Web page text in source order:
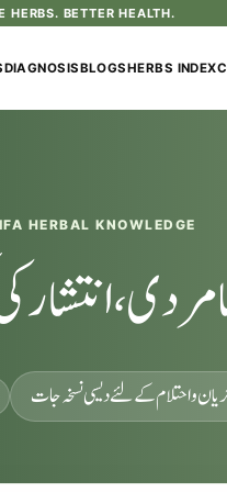
HERBS. BETTER HEALTH.
DIAGNOSISBLOGSHERBS INDEX
HERBAL KNOWLEDGE
انتشار
و احتلام کےلئے دیسی نسخہ جات